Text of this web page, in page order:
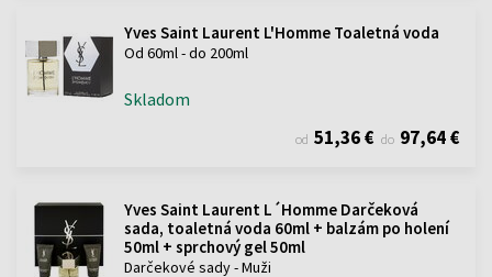
Yves Saint Laurent L'Homme Toaletná voda
Od 60ml - do 200ml
Skladom
od 51,36 € do 97,64 €
Yves Saint Laurent L´Homme Darčeková
sada, toaletná voda 60ml + balzám po holení
50ml + sprchový gel 50ml
Darčekové sady - Muži